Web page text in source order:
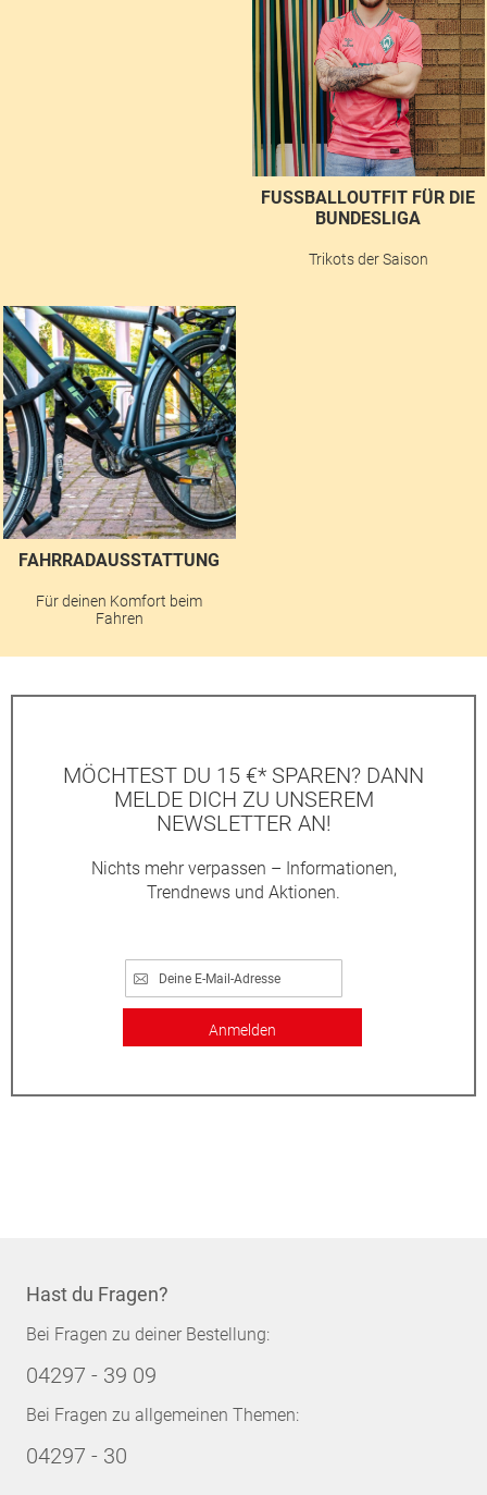
FUSSBALLOUTFIT FÜR DIE B
UNDESLIGA
Trikots der Saison
FAHRRADAUSSTATTUNG
Für deinen Komfort beim
Fahren
MÖCHTEST DU 15 €* SPAREN? DANN
MELDE DICH ZU UNSEREM
NEWSLETTER AN!
Nichts mehr verpassen – Informationen,
Trendnews und Aktionen.
Anmelden
Hast du Fragen?
Bei Fragen zu deiner Bestellung:
04297 - 39 09
Bei Fragen zu allgemeinen Themen:
04297 - 30